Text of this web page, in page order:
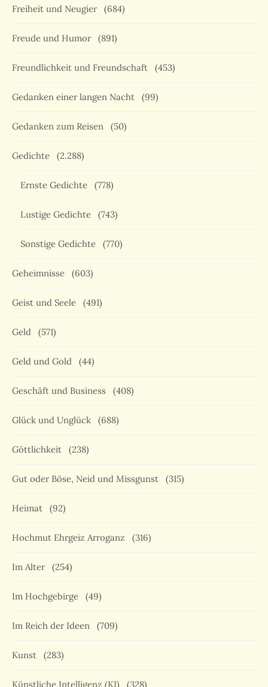
Freiheit und Neugier (684)
Freude und Humor (891)
Freundlichkeit und Freundschaft (453)
Gedanken einer langen Nacht (99)
Gedanken zum Reisen (50)
Gedichte (2.288)
Ernste Gedichte (778)
Lustige Gedichte (743)
Sonstige Gedichte (770)
Geheimnisse (603)
Geist und Seele (491)
Geld (571)
Geld und Gold (44)
Geschäft und Business (408)
Glück und Unglück (688)
Göttlichkeit (238)
Gut oder Böse, Neid und Missgunst (315)
Heimat (92)
Hochmut Ehrgeiz Arroganz (316)
Im Alter (254)
Im Hochgebirge (49)
Im Reich der Ideen (709)
Kunst (283)
Künstliche Intelligenz (KI) (328)